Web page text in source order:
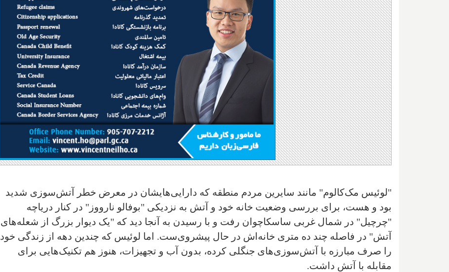
"لوئیس مک‌کالوم" مانند سایرین مردم منطقه که دارایی‌هایشان در معرض خطر آتش‌سوزی شدید
بود و هست، برای بررسی وضعیت خانه خود و آتش به نزدیکی "بوفالو نارووز" در کنار دریاچه
"چرچیل" در شمال غربی ساسکاچوان رفت و با رسیدن به آنجا دید که "یک دیوار بزرگ از شعله‌های
آتش" در فاصله چند ده متری خانه‌اش در حال پیشروی‌ست. اما لوئیس که چندین دهه از زندگی خود
را صرف مبارزه با آتش‌سوزی‌های جنگلی کرده، بدون آب و تجهیزات، هنوز هم تکنیک‌هایی برای
مقابله با آتش داشت.